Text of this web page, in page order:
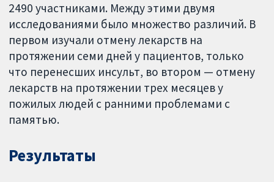
2490 участниками. Между этими двумя
исследованиями было множество различий. В
первом изучали отмену лекарств на
протяжении семи дней у пациентов, только
что перенесших инсульт, во втором — отмену
лекарств на протяжении трех месяцев у
пожилых людей с ранними проблемами с
памятью.
Результаты